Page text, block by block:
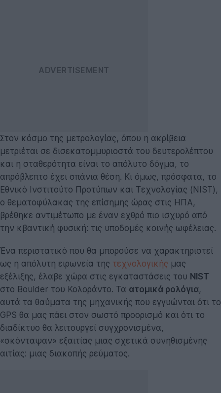
Στον κόσμο της μετρολογίας, όπου η ακρίβεια
μετριέται σε δισεκατομμυριοστά του δευτερολέπτου
και η σταθερότητα είναι το απόλυτο δόγμα, το
απρόβλεπτο έχει σπάνια θέση. Κι όμως, πρόσφατα, το
Εθνικό Ινστιτούτο Προτύπων και Τεχνολογίας (NIST),
ο θεματοφύλακας της επίσημης ώρας στις ΗΠΑ,
βρέθηκε αντιμέτωπο με έναν εχθρό πιο ισχυρό από
την κβαντική φυσική: τις υποδομές κοινής ωφέλειας.
Ένα περιστατικό που θα μπορούσε να χαρακτηριστεί
ως η απόλυτη ειρωνεία της τεχνολογικής μας
εξέλιξης, έλαβε χώρα στις εγκαταστάσεις του NIST
στο Boulder του Κολοράντο. Τα ατομικά ρολόγια,
αυτά τα θαύματα της μηχανικής που εγγυώνται ότι το
GPS θα μας πάει στον σωστό προορισμό και ότι το
διαδίκτυο θα λειτουργεί συγχρονισμένα,
«σκόνταψαν» εξαιτίας μιας σχετικά συνηθισμένης
αιτίας: μιας διακοπής ρεύματος.